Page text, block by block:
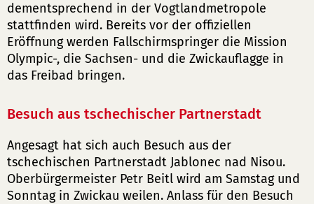
dementsprechend in der Vogtlandmetropole
stattfinden wird. Bereits vor der offiziellen
Eröffnung werden Fallschirmspringer die Mission
Olympic-, die Sachsen- und die Zwickauflagge in
das Freibad bringen.
Besuch aus tschechischer Partnerstadt
Angesagt hat sich auch Besuch aus der
tschechischen Partnerstadt Jablonec nad Nisou.
Oberbürgermeister Petr Beitl wird am Samstag und
Sonntag in Zwickau weilen. Anlass für den Besuch